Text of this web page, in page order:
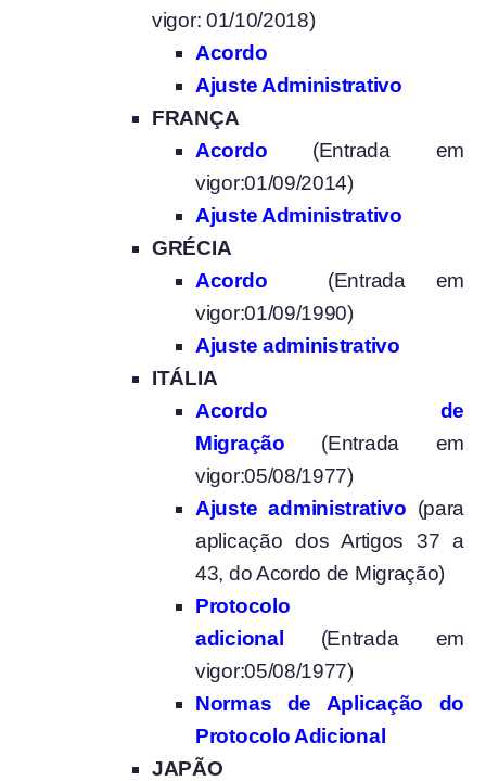
vigor: 01/10/2018)
Acordo
Ajuste Administrativo
FRANÇA
Acordo (Entrada em
vigor:01/09/2014)
Ajuste Administrativo
GRÉCIA
Acordo (Entrada em
vigor:01/09/1990)
Ajuste administrativo
ITÁLIA
Acordo de
Migração (Entrada em
vigor:05/08/1977)
Ajuste administrativo (para
aplicação dos Artigos 37 a
43, do Acordo de Migração)
Protocolo
adicional
(Entrada em
vigor:05/08/1977)
Normas de Aplicação do
Protocolo Adicional
JAPÃO